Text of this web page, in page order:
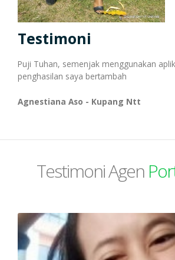
Topup E-Wallet
Pasca Bayar /
Transaksi Via
Transaksi Via
Testimoni
Puji Tuhan, semenjak menggunakan
penghasilan saya bertambah
Agnestiana Aso - Kupang Ntt
Testimoni Agen